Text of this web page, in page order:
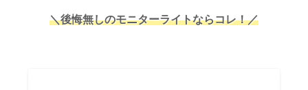
＼後悔無しのモニターライトならコレ！／